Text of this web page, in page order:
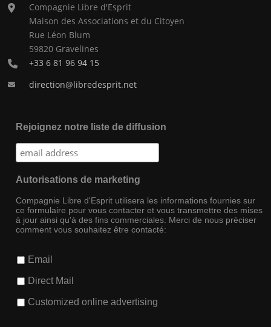
Compagnie Libre d'Esprit
Maison des Associations et du Citoyen
Rue Léon Blum
59820 Gravelines
+33 6 81 96 94 15
direction@libredesprit.net
Rejoignez notre liste de diffusion
Autorisations de marketing
Compagnie Libre d'Esprit utilisera les informations fournies sur
ce formulaire pour vous contacter et vous transmettre des mises
à jour ainsi qu'à des fins commerciales. Merci de nous préciser
comment vous souhaitez être contacté:
Email
Direct Mail
Customized online advertising